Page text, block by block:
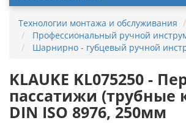
Технологии монтажа и обслуживания
Профессиональный ручной
Шарнирно - губцевый ручной
KLAUKE KL075250 -
пассатижи (трубные
DIN ISO 8976, 250мм